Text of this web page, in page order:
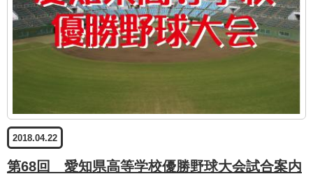
2018.04.22
第68回 愛知県高等学校優勝野球大会試合案内